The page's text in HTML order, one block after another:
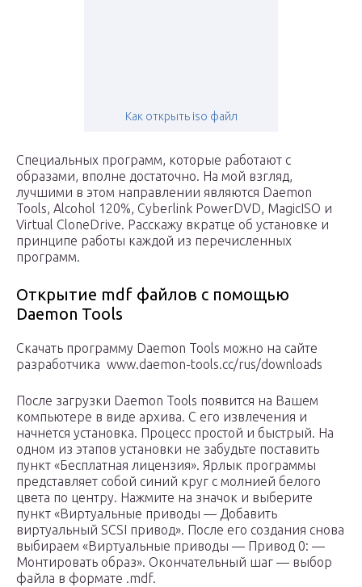
Как открыть iso файл
Специальных программ, которые работают с
образами, вполне достаточно. На мой взгляд,
лучшими в этом направлении являются Daemon
Tools, Alcohol 120%, Cyberlink PowerDVD, MagicISO и
Virtual CloneDrive. Расскажу вкратце об установке и
принципе работы каждой из перечисленных
программ.
Открытие mdf файлов с помощью
Daemon Tools
Скачать программу Daemon Tools можно на сайте
разработчика www.daemon-tools.cc/rus/downloads
После загрузки Daemon Tools появится на Вашем
компьютере в виде архива. С его извлечения и
начнется установка. Процесс простой и быстрый. На
одном из этапов установки не забудьте поставить
пункт «Бесплатная лицензия». Ярлык программы
представляет собой синий круг с молнией белого
цвета по центру. Нажмите на значок и выберите
пункт «Виртуальные приводы — Добавить
виртуальный SCSI привод». После его создания снова
выбираем «Виртуальные приводы — Привод 0: —
Монтировать образ». Окончательный шаг — выбор
файла в формате .mdf.